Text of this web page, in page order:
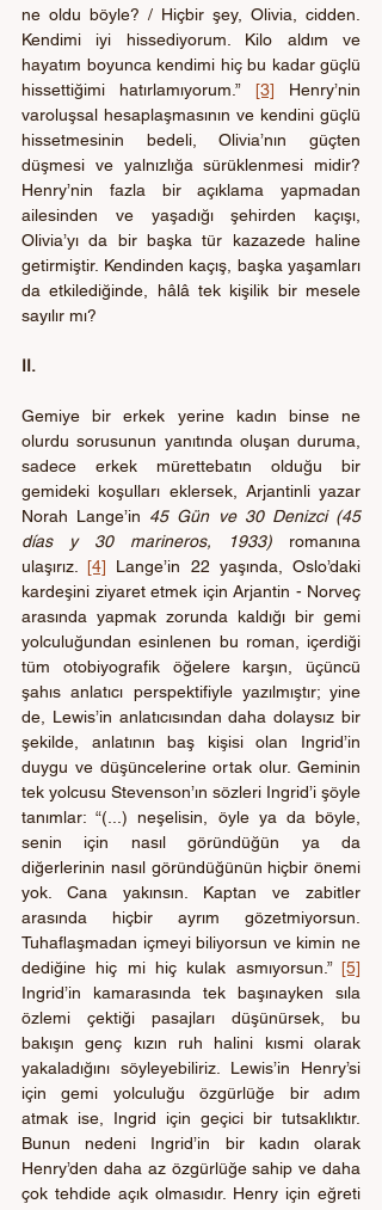
ne oldu böyle? / Hiçbir şey, Olivia, cidden.
Kendimi iyi hissediyorum. Kilo aldım ve
hayatım boyunca kendimi hiç bu kadar güçlü
hissettiğimi hatırlamıyorum.” [3] Henry’nin
varoluşsal hesaplaşmasının ve kendini güçlü
hissetmesinin bedeli, Olivia’nın güçten
düşmesi ve yalnızlığa sürüklenmesi midir?
Henry’nin fazla bir açıklama yapmadan
ailesinden ve yaşadığı şehirden kaçışı,
Olivia’yı da bir başka tür kazazede haline
getirmiştir. Kendinden kaçış, başka yaşamları
da etkilediğinde, hâlâ tek kişilik bir mesele
sayılır mı?
II.
Gemiye bir erkek yerine kadın binse ne
olurdu sorusunun yanıtında oluşan duruma,
sadece erkek mürettebatın olduğu bir
gemideki koşulları eklersek, Arjantinli yazar
Norah Lange’in 45 Gün ve 30 Denizci (45
días y 30 marineros, 1933) romanına
ulaşırız. [4] Lange’in 22 yaşında, Oslo’daki
kardeşini ziyaret etmek için Arjantin - Norveç
arasında yapmak zorunda kaldığı bir gemi
yolculuğundan esinlenen bu roman, içerdiği
tüm otobiyografik öğelere karşın, üçüncü
şahıs anlatıcı perspektifiyle yazılmıştır; yine
de, Lewis’in anlatıcısından daha dolaysız bir
şekilde, anlatının baş kişisi olan Ingrid’in
duygu ve düşüncelerine ortak olur. Geminin
tek yolcusu Stevenson’ın sözleri Ingrid’i şöyle
tanımlar: “(...) neşelisin, öyle ya da böyle,
senin için nasıl göründüğün ya da
diğerlerinin nasıl göründüğünün hiçbir önemi
yok. Cana yakınsın. Kaptan ve zabitler
arasında hiçbir ayrım gözetmiyorsun.
Tuhaflaşmadan içmeyi biliyorsun ve kimin ne
dediğine hiç mi hiç kulak asmıyorsun.” [5]
Ingrid’in kamarasında tek başınayken sıla
özlemi çektiği pasajları düşünürsek, bu
bakışın genç kızın ruh halini kısmi olarak
yakaladığını söyleyebiliriz. Lewis’in Henry’si
için gemi yolculuğu özgürlüğe bir adım
atmak ise, Ingrid için geçici bir tutsaklıktır.
Bunun nedeni Ingrid’in bir kadın olarak
Henry’den daha az özgürlüğe sahip ve daha
çok tehdide açık olmasıdır. Henry için eğreti